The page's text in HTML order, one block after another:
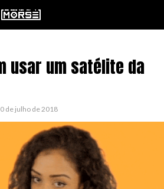
usar um satélite da
de julho de 2018